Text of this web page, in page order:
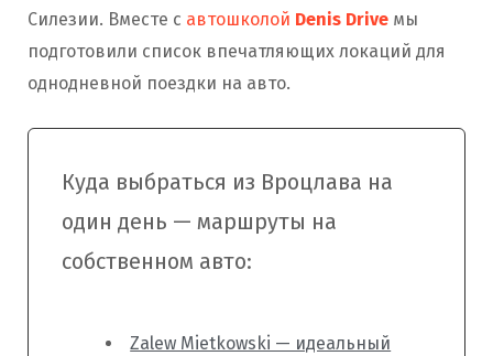
Силезии. Вместе с автошколой Denis Drive мы
подготовили список впечатляющих локаций для
однодневной поездки на авто.
Куда выбраться из Вроцлава на
один день — маршруты на
собственном авто:
Zalew Mietkowski — идеальный